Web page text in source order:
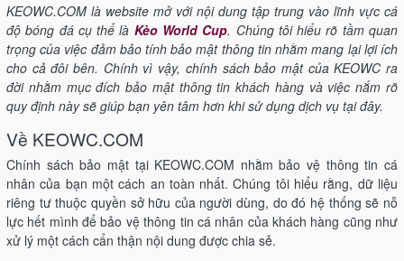
KEOWC.COM là website mở với nội dung tập trung vào lĩnh vực cá
độ bóng đá cụ thể là Kèo World Cup. Chúng tôi hiểu rõ tầm quan
trọng của việc đảm bảo tính bảo mật thông tin nhằm mang lại lợi ích
cho cả đôi bên. Chính vì vậy, chính sách bảo mật của KEOWC ra
đời nhằm mục đích bảo mật thông tin khách hàng và việc nắm rõ
quy định này sẽ giúp bạn yên tâm hơn khi sử dụng dịch vụ tại đây.
Về KEOWC.COM
Chính sách bảo mật tại KEOWC.COM nhằm bảo vệ thông tin cá
nhân của bạn một cách an toàn nhất. Chúng tôi hiểu rằng, dữ liệu
riêng tư thuộc quyền sở hữu của người dùng, do đó hệ thống sẽ nỗ
lực hết mình để bảo vệ thông tin cá nhân của khách hàng cũng như
xử lý một cách cẩn thận nội dung được chia sẻ.